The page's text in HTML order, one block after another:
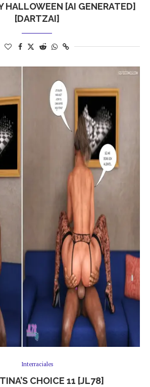
HALLOWEEN [AI GENERATED]
[DARTZAI]
Interraciales
CHOICE 11 [JL78]